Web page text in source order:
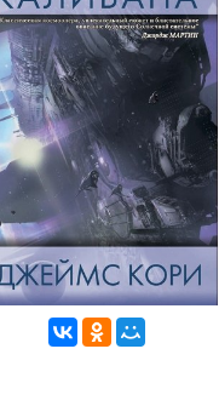
18:41
16:38
20:29
18:54
17:33
17:36